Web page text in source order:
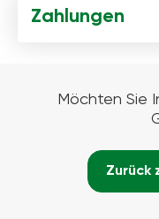
Zahlungen
Möchten Sie
Zurück